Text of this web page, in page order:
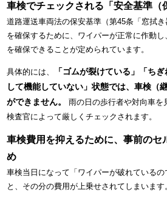
車検でチェックされる「安全基準（
道路運送車両法の保安基準（第45条「窓拭
を確保するために、ワイパーが正常に作動
を確保できることが定められています。
具体的には、
「ゴムが裂けている」「ち
して機能していない」状態では、車検（
ができません。
雨の日の歩行者や対向車を
検査官によって厳しくチェックされます。
車検費用を抑えるために、事前のセ
め
車検当日になって「ワイパーが破れている
と、その分の費用が上乗せされてしまいます